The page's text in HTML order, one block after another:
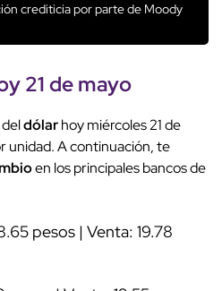
crediticia por parte de Moody
21 de mayo
dólarhoy miércoles 21 de
unidad. A continuación, te
en los principales bancos de
pesos | Venta: 19.78